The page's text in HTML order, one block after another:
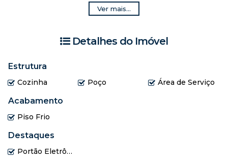
garantindo mais tranquilidade e privacidade. Conta com
moradores.
🔹
Sala confortável
Área de serviço
Amplo varandão coberto — perfeito para reunir a família
Ver mais...
Detalhes do Imóvel
Estrutura
Cozinha Poço Área de Serviço
Acabamento
Piso Frio
Destaques
Portão Eletrônico